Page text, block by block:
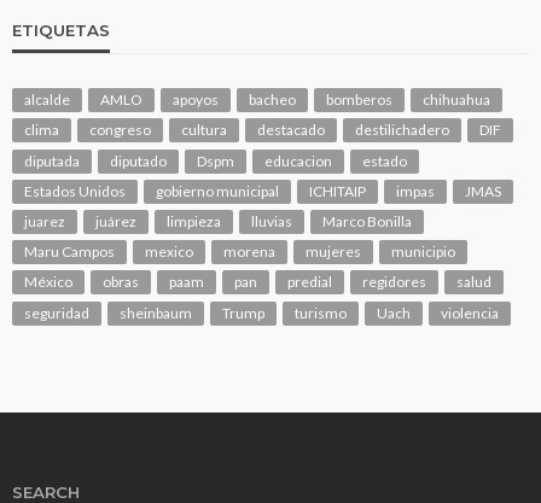
ETIQUETAS
alcalde AMLO apoyos bacheo bomberos
chihuahua
clima
congreso cultura destacado destilichadero
DIF
diputada
diputado Dspm educacion
estado
Estados Unidos
gobierno municipal ICHITAIP impas
JMAS
juarez
juárez limpieza lluvias
Marco Bonilla
Maru Campos
mexico morena mujeres
municipio
México
obras paam pan predial regidores
salud
seguridad
sheinbaum Trump turismo Uach violencia
SEARCH